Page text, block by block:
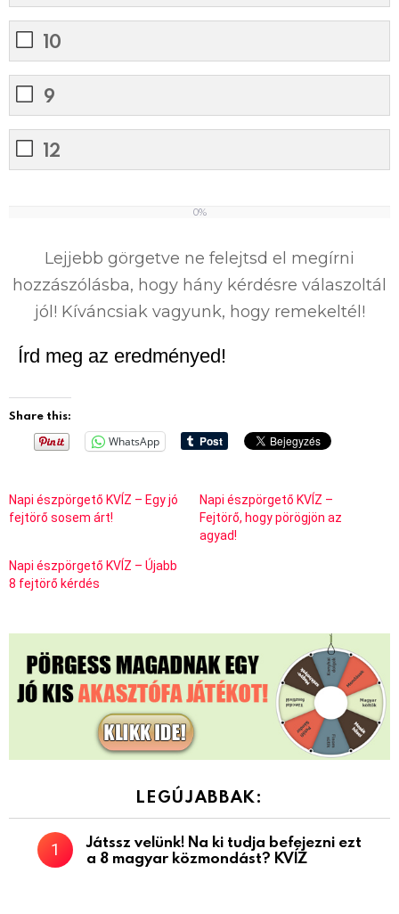
10
9
12
0%
Lejjebb görgetve ne felejtsd el megírni
hozzászólásba, hogy hány kérdésre válaszoltál
jól! Kíváncsiak vagyunk, hogy remekeltél!
Írd meg az eredményed!
Share this:
WhatsApp
Napi észpörgető KVÍZ – Egy jó
fejtörő sosem árt!
Napi észpörgető KVÍZ –
Fejtörő, hogy pörögjön az
agyad!
Napi észpörgető KVÍZ – Újabb
8 fejtörő kérdés
LEGÚJABBAK:
Játssz velünk! Na ki tudja befejezni ezt
a 8 magyar közmondást? KVÍZ